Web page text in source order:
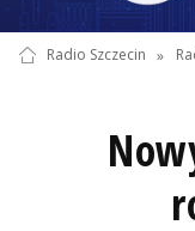
Radio Szczecin »